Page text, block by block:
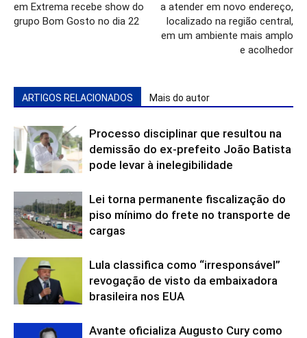
em Extrema recebe show do
grupo Bom Gosto no dia 22
a atender em novo endereço,
localizado na região central,
em um ambiente mais amplo
e acolhedor
ARTIGOS RELACIONADOS Mais do autor
Processo disciplinar que resultou na
demissão do ex-prefeito João Batista
pode levar à inelegibilidade
Lei torna permanente fiscalização do
piso mínimo do frete no transporte de
cargas
Lula classifica como “irresponsável”
revogação de visto da embaixadora
brasileira nos EUA
Avante oficializa Augusto Cury como